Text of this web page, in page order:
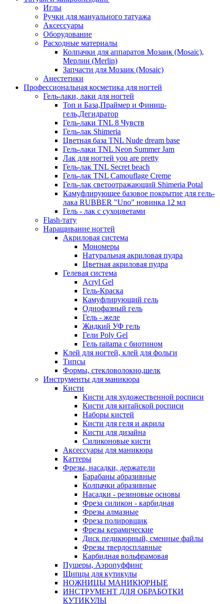
Иглы
Ручки для мануального татуажа
Аксессуары
Оборудование
Расходные материалы
Колпачки для аппаратов Мозаик (Mosaic),
Мерлин (Merlin)
Запчасти для Мозаик (Mosaic)
Анестетики
Профессиональная косметика для ногтей
Гель-лаки, лаки для ногтей
Топ и База,Праймер и Финиш-
гель,Дегидратор
Гель-лаки TNL 8 Чувств
Гель-лак Shimeria
Цветная база TNL Nude dream base
Гель-лаки TNL Neon Summer Jam
Лак для ногтей you are pretty
Гель-лак TNL Secret beach
Гель-лак TNL Camouflage Creme
Гель-лак светоотражающий Shimeria Potal
Камуфлирующее базовое покрытие для гель-
лака RUBBER "Uno" новинка 12 мл
Гель - лак с сухоцветами
Flash-тату
Наращивание ногтей
Акриловая система
Мономеры
Натуральная акриловая пудра
Цветная акриловая пудра
Гелевая система
Acryl Gel
Гель-Краска
Камуфлирующий гель
Однофазный гель
Гель - желе
Жидкий УФ гель
Гели Poly Gel
Гель raitama с биотином
Клей для ногтей, клей для фольги
Типсы
Формы, стекловолокно,шелк
Инструменты для маникюра
Кисти
Кисти для художественной росписи
Кисти для китайской росписи
Наборы кистей
Кисти для геля и акрила
Кисти для дизайна
Силиконовые кисти
Аксессуары для маникюра
Каттеры
Фрезы, насадки, держатели
Барабаны абразивные
Колпачки абразивные
Насадки - резиновые основы
Фреза силикон - карбидная
Фрезы алмазные
Фреза полировщик
Фрезы керамические
Диск педикюрный, сменные файлы
Фрезы твердосплавные
Карбидная вольфрамовая
Пушеры, Аэропуффинг
Щипцы для кутикулы
НОЖНИЦЫ МАНИКЮРНЫЕ
ИНСТРУМЕНТ ДЛЯ ОБРАБОТКИ
КУТИКУЛЫ